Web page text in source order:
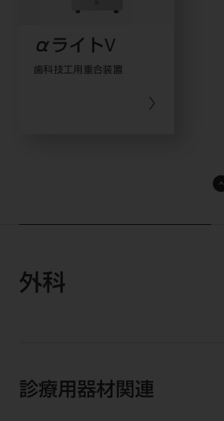
αライトV
歯科技工用重合装置
外科
診療用器材関連